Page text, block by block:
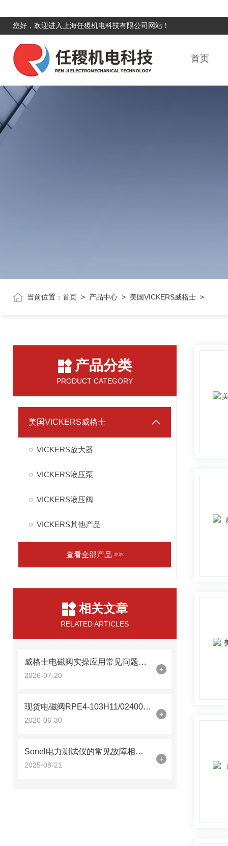
您好，欢迎进入上海任稷机电科技有限公司网站！
首页
当前位置： 首页 > 产品中心 > 美国VICKERS威格士 >
产品分类
PRODUCT CATEGORY
美国VICKERS威格士
VICKERS放大器
VICKERS液压泵
VICKERS液压阀
VICKERS其他产品
查看全部产品 >>
相关文章
RELATED ARTICLES
威格士电磁阀实操应用常见问题分析及解决方法探讨
2026-07-20
+
现货电磁阀RPE4-103H11/02400E1雅歌辉托斯
2020-06-30
+
Sonel电力测试仪的常见故障相应解决方案分享
2025-08-21
+